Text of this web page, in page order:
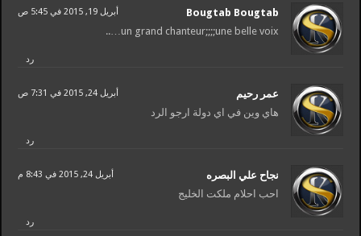
Bougtab Bougtab أبريل 19, 2015 في 5:45 ص
un grand chanteur;;;;une belle voix…..
رد
عمر رحيم أبريل 24, 2015 في 7:31 ص
هاي وين في اي دولة ارجو الرد
رد
نجاح علي البصره أبريل 24, 2015 في 8:43 م
احب احلام ملكت الخليج
رد